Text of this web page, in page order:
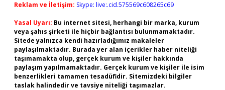
Reklam ve İletişim: Skype: live:.cid.575569c608265c69
Yasal Uyarı: Bu internet sitesi, herhangi bir marka, kurum
veya şahıs şirketi ile hiçbir bağlantısı bulunmamaktadır.
Sitede yalnızca kendi hazırladığımız makaleler
paylaşılmaktadır. Burada yer alan içerikler haber niteliği
taşımamakta olup, gerçek kurum ve kişiler hakkında
paylaşım yapılmamaktadır. Gerçek kurum ve kişiler ile isim
benzerlikleri tamamen tesadüfidir. Sitemizdeki bilgiler
taslak halindedir ve tavsiye niteliği taşımazlar.